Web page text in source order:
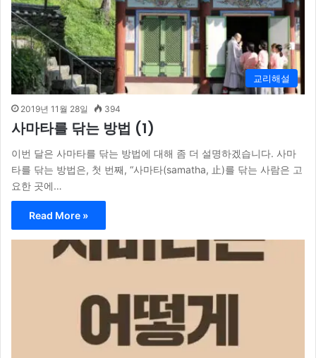
교리해설
2019년 11월 28일 394
사마타를 닦는 방법 (1)
이번 달은 사마타를 닦는 방법에 대해 좀 더 설명하겠습니다. 사마
타를 닦는 방법은, 첫 번째, “사마타(samatha, 止)를 닦는 사람은 고
요한 곳에…
Read More »